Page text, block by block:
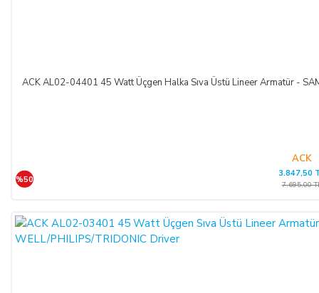
ACK AL02-04401 45 Watt Üçgen Halka Sıva Üstü Lineer Armatür -
ACK
%50
3.847,50
7.695,00